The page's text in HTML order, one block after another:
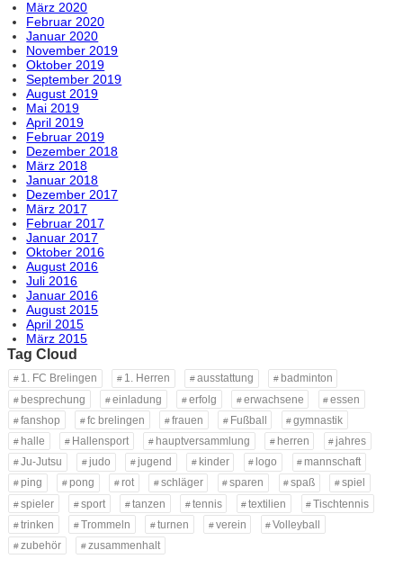
März 2020
Februar 2020
Januar 2020
November 2019
Oktober 2019
September 2019
August 2019
Mai 2019
April 2019
Februar 2019
Dezember 2018
März 2018
Januar 2018
Dezember 2017
März 2017
Februar 2017
Januar 2017
Oktober 2016
August 2016
Juli 2016
Januar 2016
August 2015
April 2015
März 2015
Tag Cloud
1. FC Brelingen 1. Herren ausstattung
badminton
besprechung
einladung erfolg erwachsene
essen
fanshop
fc brelingen frauen Fußball
gymnastik
halle
Hallensport hauptversammlung herren
jahres
Ju-Jutsu
judo jugend kinder logo
mannschaft
ping
pong rot schläger sparen spaß
spiel
spieler
sport tanzen tennis textilien
Tischtennis
trinken
Trommeln turnen verein
Volleyball
zubehör
zusammenhalt